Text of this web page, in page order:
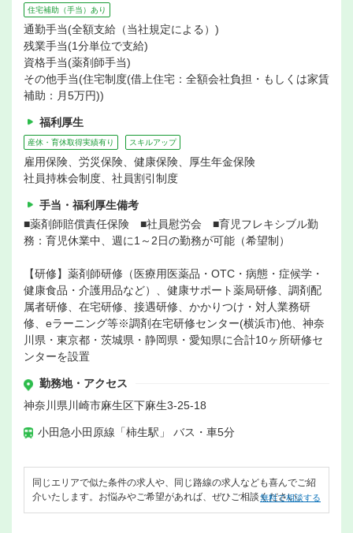
住宅補助（手当）あり
通勤手当(全額支給（当社規定による）)
残業手当(1分単位で支給)
資格手当(薬剤師手当)
その他手当(住宅制度(借上住宅：全額会社負担・もしくは家賃
補助：月5万円))
福利厚生
産休・育休取得実績有り スキルアップ
雇用保険、労災保険、健康保険、厚生年金保険
社員持株会制度、社員割引制度
手当・福利厚生備考
■薬剤師賠償責任保険 ■社員慰労会 ■育児フレキシブル勤
務：育児休業中、週に1～2日の勤務が可能（希望制）
【研修】薬剤師研修（医療用医薬品・OTC・病態・症候学・
健康食品・介護用品など）、健康サポート薬局研修、調剤配
属者研修、在宅研修、接遇研修、かかりつけ・対人業務研
修、eラーニング等※調剤在宅研修センター(横浜市)他、神奈
川県・東京都・茨城県・静岡県・愛知県に合計10ヶ所研修セ
ンターを設置
勤務地・アクセス
神奈川県川崎市麻生区下麻生3-25-18
小田急小田原線「柿生駅」 バス・車5分
同じエリアで似た条件の求人や、同じ路線の求人なども喜んでご紹
介いたします。お悩みやご希望があれば、ぜひご相談ください。
無料で相談する